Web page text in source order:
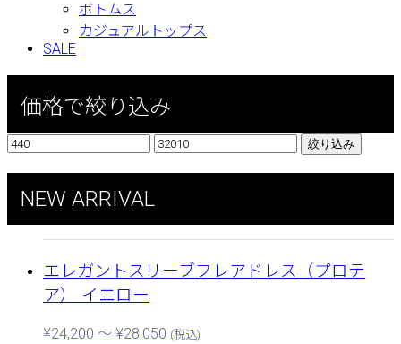
ボトムス
カジュアルトップス
SALE
価格で絞り込み
絞り込み
NEW ARRIVAL
エレガントスリーブフレアドレス（プロテ
ア） イエロー
¥24,200 ～ ¥28,050 (税込)